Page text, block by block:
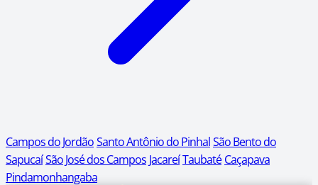
Campos do JordãoSanto Antônio do PinhalSão Bento do
SapucaíSão José dos Campos JacareíTaubaté Caçapava
Pindamonhangaba